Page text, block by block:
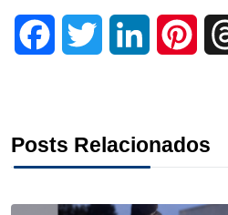
e t k t
Posts Relacionados